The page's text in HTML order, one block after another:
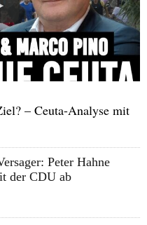
– Ceuta-Analyse mit
Peter Hahne
der CDU ab